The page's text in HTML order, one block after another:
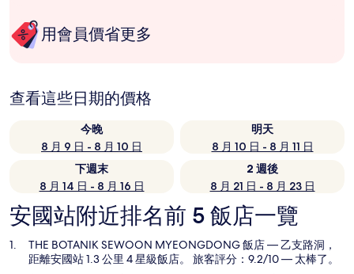
用會員價省更多
查看這些日期的價格
今晚
8 月 9 日 - 8 月 10 日
明天
8 月 10 日 - 8 月 11 日
下週末
8 月 14 日 - 8 月 16 日
2 週後
8 月 21 日 - 8 月 23 日
安國站附近排名前 5 飯店一覽
THE BOTANIK SEWOON MYEONGDONG 飯店— 乙支路洞，
距離安國站 1.3 公里 4 星級飯店。 旅客評分：9.2/10 — 太棒了。